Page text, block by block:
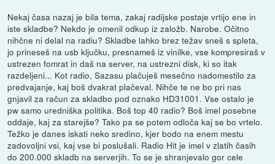
Nekaj časa nazaj je bila tema, zakaj radijske postaje vrtijo ene in
iste skladbe? Nekdo je omenil odkup iz založb. Narobe. Očitno
nihčne ni delal na radiu? Skladbe lahko brez težav sneš s spleta,
jo prineseš na usb ključku, presnameš iz vinilke, vse kompresiraš v
ustrezen fomrat in daš na server, na ustrezni disk, ki so itak
razdeljeni... Kot radio, Sazasu plačuješ mesečno nadomestilo za
predvajanje, kaj boš dvakrat plačeval. Nihče te ne bo pri nas
gnjavil za račun za skladbo pod oznako HD31001. Vse ostalo je
pw samo uredniška politika. Boš top 40 radio? Boš imel posebne
oddaje, kaj za starejše? Tako pa se potem odloča kaj se bo vrtelo.
Težko je danes iskati neko sredino, kjer bodo na enem mestu
zadovoljni vsi, kaj vse bi poslušali. Radio Hit je imel v zlatih časih
do 200.000 skladb na serverjih. To se je shranjevalo gor cele